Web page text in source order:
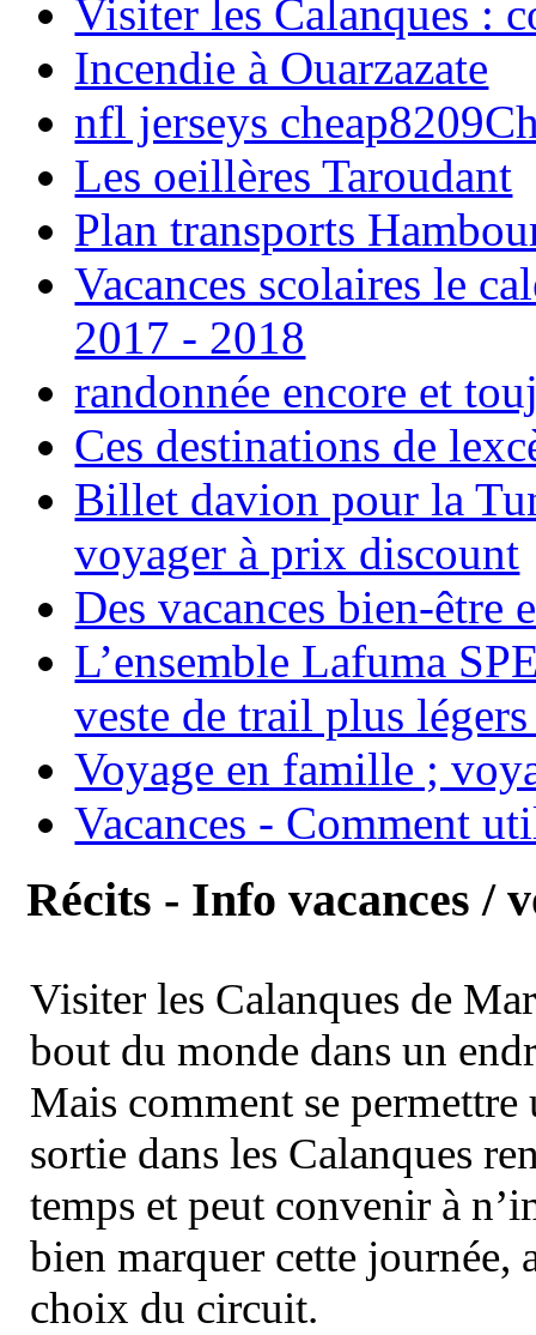
Visiter les Calanques :
Incendie à Ouarzazate
nfl jerseys
Les oeillères Taroudant
Plan transports
Vacances scolaires le
2017 - 2018
randonnée encore et
Ces destinations de
Billet davion pour la
voyager à prix discount
Des vacances bien-être
L’ensemble Lafuma
veste de trail plus
Voyage en famille ;
Vacances - Comment
Récits - Info vacances /
Visiter les Calanques de
bout du monde dans un
Mais comment se permettre
sortie dans les Calanques
temps et peut convenir à
bien marquer cette journée,
choix du circuit.